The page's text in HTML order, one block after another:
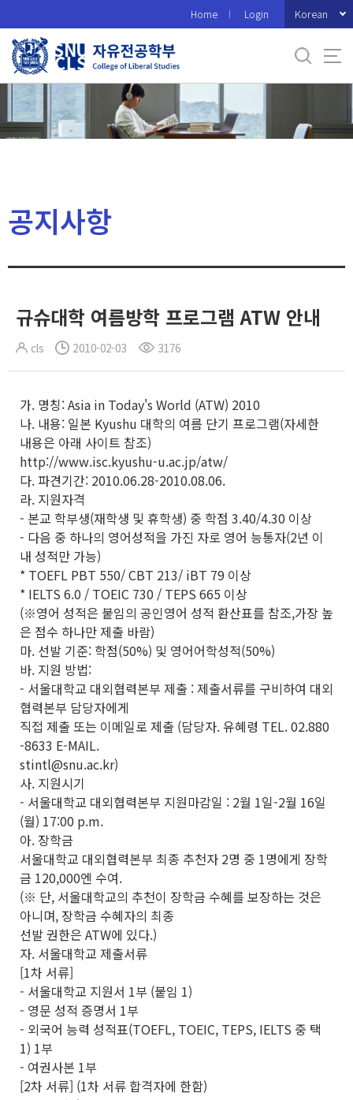
로
메
Home Login Korean
공지사항
규슈대학 여름방학 프로그램 ATW 안내
cls 2010-02-03 3176
가. 명칭: Asia in Today's World (ATW) 2010
나. 내용: 일본 Kyushu 대학의 여름 단기 프로그램(자세한
내용은 아래 사이트 참조)
http://www.isc.kyushu-u.ac.jp/atw/
다. 파견기간: 2010.06.28-2010.08.06.
라. 지원자격
- 본교 학부생(재학생 및 휴학생) 중 학점 3.40/4.30 이상
- 다음 중 하나의 영어성적을 가진 자로 영어 능통자(2년 이
내 성적만 가능)
* TOEFL PBT 550/ CBT 213/ iBT 79 이상
* IELTS 6.0 / TOEIC 730 / TEPS 665 이상
(※영어 성적은 붙임의 공인영어 성적 환산표를 참조,가장 높
은 점수 하나만 제출 바람)
마. 선발 기준: 학점(50%) 및 영어어학성적(50%)
바. 지원 방법:
- 서울대학교 대외협력본부 제출 : 제출서류를 구비하여 대외
협력본부 담당자에게
직접 제출 또는 이메일로 제출 (담당자. 유혜령 TEL. 02.880
-8633 E-MAIL.
stintl@snu.ac.kr)
사. 지원시기
- 서울대학교 대외협력본부 지원마감일 : 2월 1일-2월 16일
(월) 17:00 p.m.
아. 장학금
서울대학교 대외협력본부 최종 추천자 2명 중 1명에게 장학
금 120,000엔 수여.
(※ 단, 서울대학교의 추천이 장학금 수혜를 보장하는 것은
아니며, 장학금 수혜자의 최종
선발 권한은 ATW에 있다.)
자. 서울대학교 제출서류
[1차 서류]
- 서울대학교 지원서 1부 (붙임 1)
- 영문 성적 증명서 1부
- 외국어 능력 성적표(TOEFL, TOEIC, TEPS, IELTS 중 택
1) 1부
- 여권사본 1부
[2차 서류] (1차 서류 합격자에 한함)